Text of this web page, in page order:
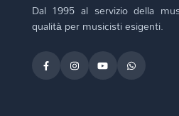
Dal 1995 al servizio della
qualità per musicisti esigenti.